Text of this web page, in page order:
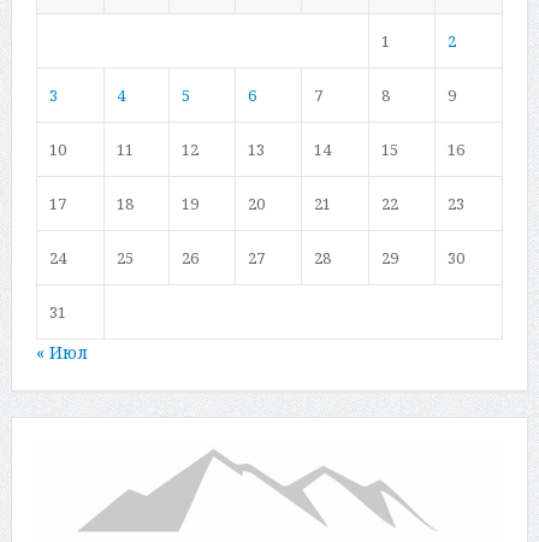
1 2
3 4 5 6 7 8 9
10 11 12 13 14 15 16
17 18 19 20 21 22 23
24 25 26 27 28 29 30
31
« Июл